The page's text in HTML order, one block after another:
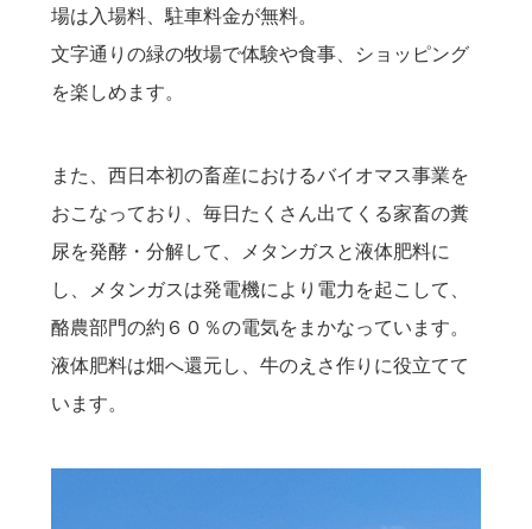
場は入場料、駐車料金が無料。
文字通りの緑の牧場で体験や食事、ショッピング
を楽しめます。
また、西日本初の畜産におけるバイオマス事業を
おこなっており、毎日たくさん出てくる家畜の糞
尿を発酵・分解して、メタンガスと液体肥料に
し、メタンガスは発電機により電力を起こして、
酪農部門の約６０％の電気をまかなっています。
液体肥料は畑へ還元し、牛のえさ作りに役立てて
います。